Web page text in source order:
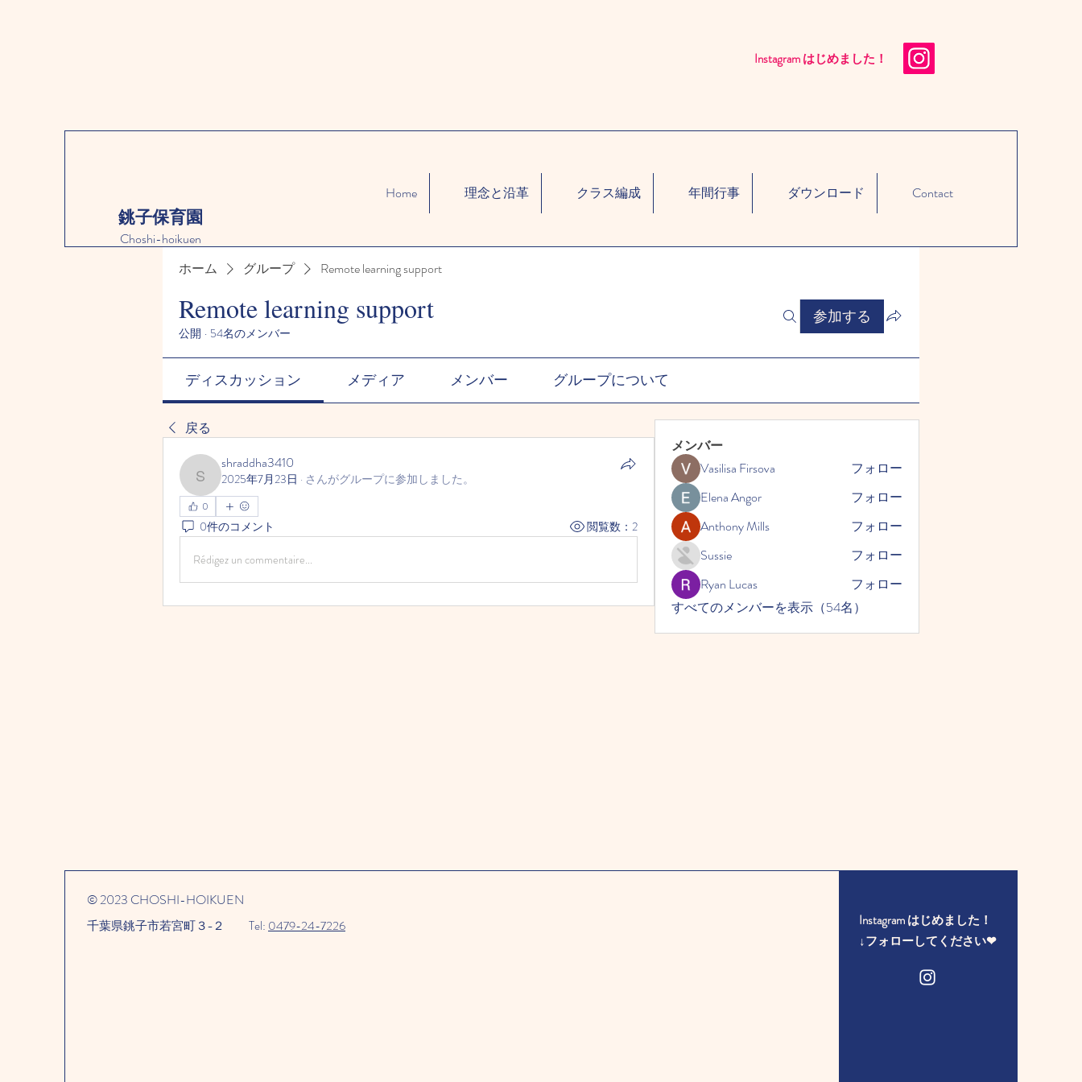
Instagram はじめました！​
銚子保育園
Choshi-hoikuen
Home 理念と沿革 クラス編成 年間行事 ダウンロード Contact
ホーム グループ Remote learning support
Remote learning support
公開 · 54名のメンバー
参加する
ディスカッション メディア メンバー グループについて
戻る
shraddha3410
shraddha3410
2025年7月23日 · さんがグループに参加しました。
0
0件のコメント 閲覧数：2
Rédigez un commentaire...
メンバー
Vasilisa Firsova
フォロー
Elena Angor
フォロー
Anthony Mills
フォロー
Sussie
フォロー
Ryan Lucas
フォロー
すべてのメンバーを表示（54名）
© 2023 CHOSHI-HOIKUEN
千葉県銚子市若宮町３−２​ Tel: 0479-24-7226
Instagram はじめました！
​↓フォローしてください❤︎